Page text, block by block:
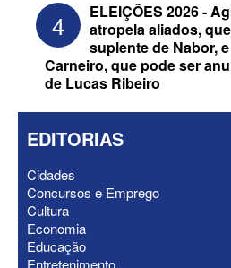
ELEIÇÕES 2026 - Senado:
anuncia Zé Carneiro e
Medeiros na suplência de
4
ELEIÇÕES 2026 -
atropela aliados,
suplente de Nabor,
Carneiro, que pode ser
de Lucas Ribeiro
EDITORIAS
Cidades
Concursos e Emprego
Cultura
Economia
Educação
Entretenimento